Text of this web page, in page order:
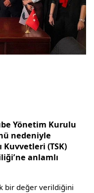
Yönetim Kurulu
nedeniyle
(TSK)
anlamlı
bir değer verildiğini